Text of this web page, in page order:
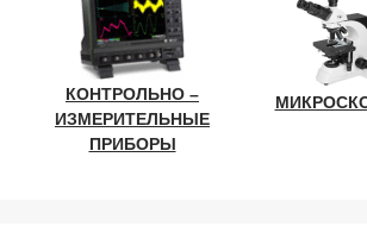
КОНТРОЛЬНО –
ИЗМЕРИТЕЛЬНЫЕ
ПРИБОРЫ